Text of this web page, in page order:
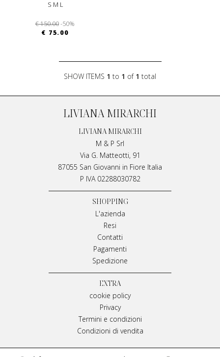
S M L
€ 150.00-50%
€ 75.00
SHOW ITEMS 1 to 1 of 1 total
LIVIANA MIRARCHI
LIVIANA MIRARCHI
M & P Srl
Via G. Matteotti, 91
87055 San Giovanni in Fiore Italia
P IVA 02288030782
SHOPPING
L'azienda
Resi
Contatti
Pagamenti
Spedizione
EXTRA
cookie policy
Privacy
Termini e condizioni
Condizioni di vendita